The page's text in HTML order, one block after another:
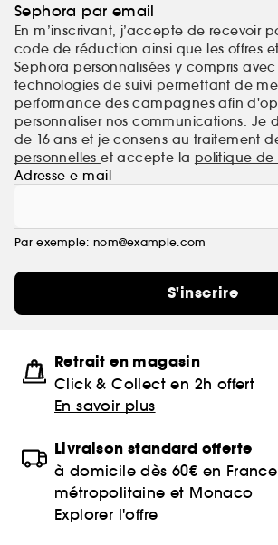
Sephora par email
En m’inscrivant, j’accepte de recevoir
code de réduction ainsi que les offres
Sephora personnalisées y compris avec
technologies de suivi permettant de
performance des campagnes afin
personnaliser nos communications. Je
de 16 ans et je consens au traitement
personnelleset accepte la politique
Adresse e-mail
Par exemple: nom@example.com
S'inscrire
Retrait en magasin
Click & Collect en 2h offert
En savoir plus
Livraison standard offerte
à domicile dès 60€ en France
métropolitaine et Monaco
Explorer l'offre